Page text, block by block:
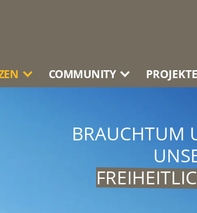
COMMUNITY PROJEKTE
BRAUCHTUM
EINE BUNTE
GANZEN
EINER